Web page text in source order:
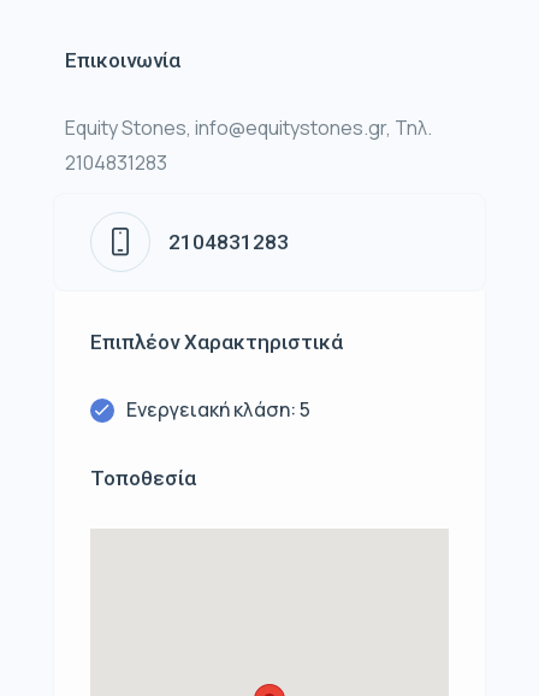
Επικοινωνία
Equity Stones, info@equitystones.gr, Τηλ.
2104831283
2104831283
Επιπλέον Χαρακτηριστικά
Ενεργειακή κλάση: 5
Τοποθεσία